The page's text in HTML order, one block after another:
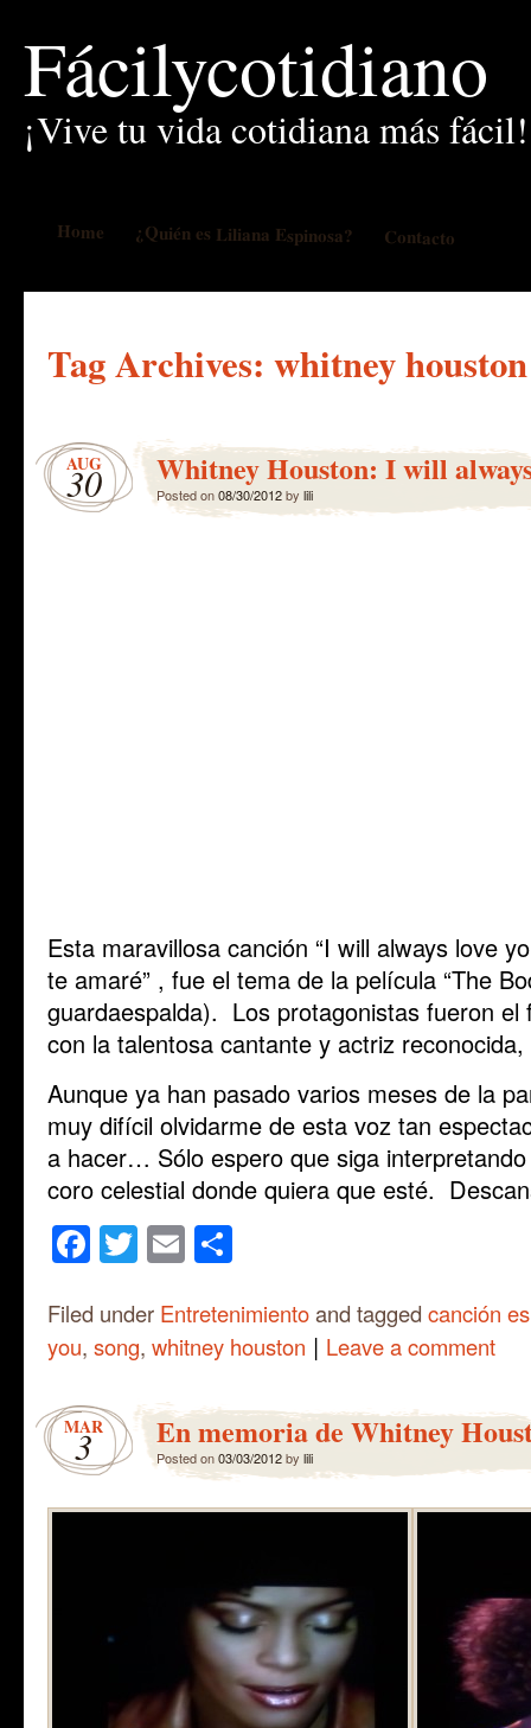
Fácilycotidiano
¡Vive tu vida cotidiana más fácil!
Home ¿Quién es Liliana Espinosa? Contacto
Tag Archives: whitney houston
AUG
30 Whitney Houston: I will
Posted on08/30/2012by lili
Esta maravillosa canción “I will always love
te amaré” , fue el tema de la película “The
guardaespalda). Los protagonistas fueron
con la talentosa cantante y actriz reconocida,
Aunque ya han pasado varios meses de la
muy difícil olvidarme de esta voz tan
a hacer… Sólo espero que siga
coro celestial donde quiera que esté.
Facebook
Twitter
Email
Filed under Entretenimientoand tagged canción
you, song, whitney houston | Leave a comment
MAR
3 En memoria de Whitney
Posted on03/03/2012by lili